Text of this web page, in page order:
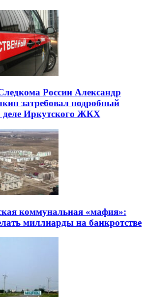
России Александр
затребовал подробный
деле Иркутского ЖКХ
коммунальная «мафия»:
миллиарды на банкротстве